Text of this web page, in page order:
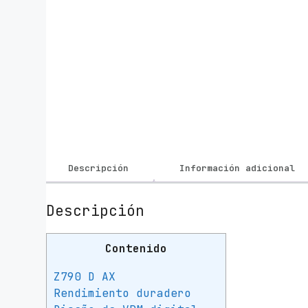
Descripción Información adicional
Descripción
Contenido
Z790 D AX
Rendimiento duradero